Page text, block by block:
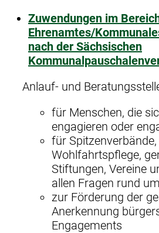
Zuwendungen im
Ehrenamtes/
nach der Sächsischen
Anlauf- und
für Menschen, die
engagieren oder
für
Wohlfahrtspflege,
Stiftungen, Vereine
allen Fragen rund
zur Förderung der
Anerkennung
Engagements